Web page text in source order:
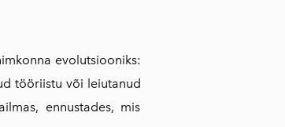
evolutsiooniks:
tööriistu või leiutanud
ennustades, mis